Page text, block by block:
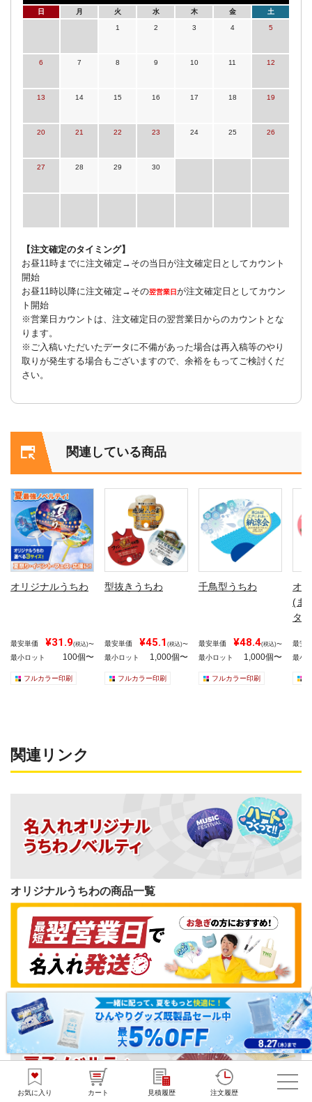
お気に入り カート 見積履歴 注文履歴
日 月 火 水 木 金 土
1 2 3 4 5
6 7 8 9 10 11 12
13 14 15 16 17 18 19
20 21 22 23 24 25 26
27 28 29 30
【注文確定のタイミング】
お昼11時までに注文確定→その当日が注文確定日としてカウント
開始
お昼11時以降に注文確定→その翌営業日が注文確定日としてカウン
ト開始
※営業日カウントは、注文確定日の翌営業日からのカウントとな
ります。
※ご入稿いただいたデータに不備があった場合は再入稿等のやり
取りが発生する場合もございますので、余裕をもってご検討くだ
さい。
関連している商品
オリジナルうちわ
最安単価 ¥31.9(税込)〜
最小ロット 100個〜
フルカラー印刷
型抜きうちわ
最安単価 ¥45.1 (税込)〜
最小ロット 1,000個〜
フルカラー印刷
千鳥型うちわ
最安単価 ¥48.4(税込)〜
最小ロット 1,000個〜
フルカラー印刷
オ
(ま
タ
最安
最小
関連リンク
オリジナルうちわの商品一覧
短納期ノベルティの商品一覧